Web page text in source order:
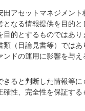
田アセットマネジメント
となる情報提供を目的
目的とするものではあり
類（目論見書等）ではあ
ンドの運用に影響を与
きると判断した情報等
確性、完全性を保証す